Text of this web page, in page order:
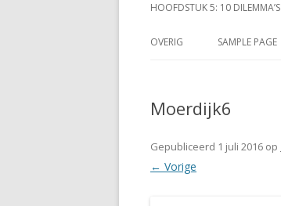
HOOFDSTUK 5: 10 DILEMMA’S
OVERIG SAMPLE PAGE
Moerdijk6
Gepubliceerd 1 juli 2016 op
← Vorige